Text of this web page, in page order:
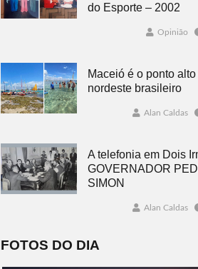
do Esporte – 2002
Opinião
Maceió é o ponto
nordeste brasileiro
Alan Caldas
A telefonia em Dois
GOVERNADOR
SIMON
Alan Caldas
FOTOS DO DIA